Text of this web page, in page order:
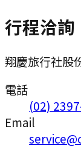
行程洽詢
翔慶旅行社股
電話
(02)
Email